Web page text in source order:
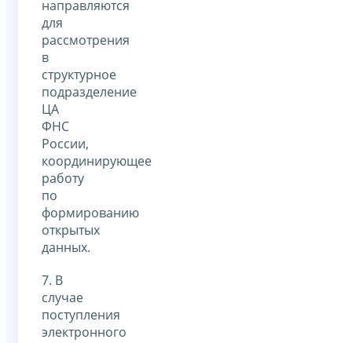
направляются
для
рассмотрения
в
структурное
подразделение
ЦА
ФНС
России,
координирующее
работу
по
формированию
открытых
данных.
7. В
случае
поступления
электронного